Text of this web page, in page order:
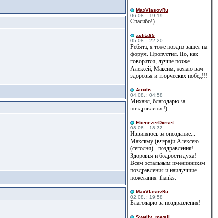
MaxVlasovRu
06.08. : 19:19
Спасибо!)
aelita85
05.08. : 22:20
Ребята, я тоже поздно зашел на
форум. Пропустил. Но, как
говорится, лучше позже...
Алексей, Максим, желаю вам
здоровья и творческих побед!!!
Austin
04.08. : 04:58
Михаил, благодарю за
поздравление!)
EbenezerDorset
03.08. : 18:32
Извиняюсь за опоздание...
Максиму (вчера)и Алексею
(сегодня) - поздравления!
Здоровья и бодрости духа!
Всем остальным именинникам -
поздравления и наилучшие
пожелания :thanks:
MaxVlasovRu
02.08. : 19:58
Благодарю за поздравления!
Svetliy_metall